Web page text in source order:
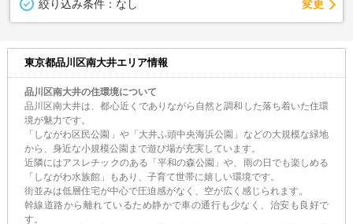
絞り込み条件： なし 変更
東京都品川区南大井エリア情報
品川区南大井の住環境について
品川区南大井は、都心近くでありながら自然と調和した落ち着いた住環
境が魅力です。
「しながわ区民公園」や「大井ふ頭中央海浜公園」などの大規模な緑地
から、身近な小規模公園まで遊び場が充実しています。
近隣にはアスレチックのある「平和の森公園」や、雨の日でも楽しめる
「しながわ水族館」もあり、子育て世帯に嬉しい環境です。
街並みは低層住宅が中心で圧迫感がなく、空が広く感じられます。
幹線道路から離れているため静かで車の通行も少なく、治安も良好で
す。